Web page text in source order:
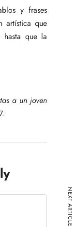
y frases
artística que
hasta que la
a un joven
NEXT ARTICLE